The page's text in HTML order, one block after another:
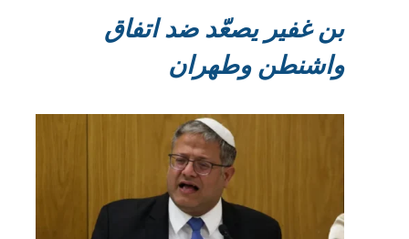
بن غفير يصعّد ضد اتفاق
واشنطن وطهران